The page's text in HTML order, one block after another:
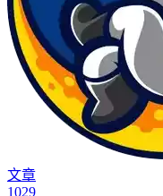
文章
1029